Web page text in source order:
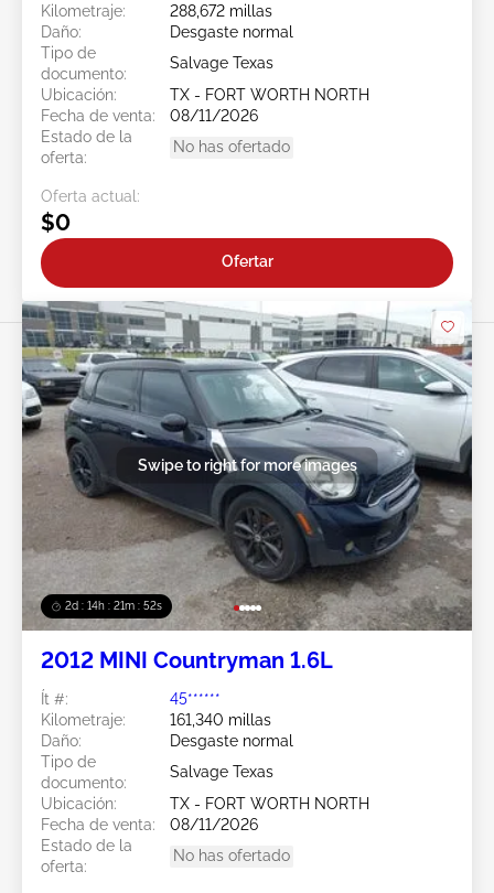
Kilometraje:
288,672 millas
Daño:
Desgaste normal
Tipo de
documento:
Salvage Texas
Ubicación:
TX - FORT WORTH NORTH
Fecha de venta:
08/11/2026
Estado de la
oferta:
No has ofertado
Oferta actual:
$0
Ofertar
2d : 14h : 21m : 49s
Swipe to right for more images
2012 MINI Countryman 1.6L
Ít #:
45******
Kilometraje:
161,340 millas
Daño:
Desgaste normal
Tipo de
documento:
Salvage Texas
Ubicación:
TX - FORT WORTH NORTH
Fecha de venta:
08/11/2026
Estado de la
oferta:
No has ofertado